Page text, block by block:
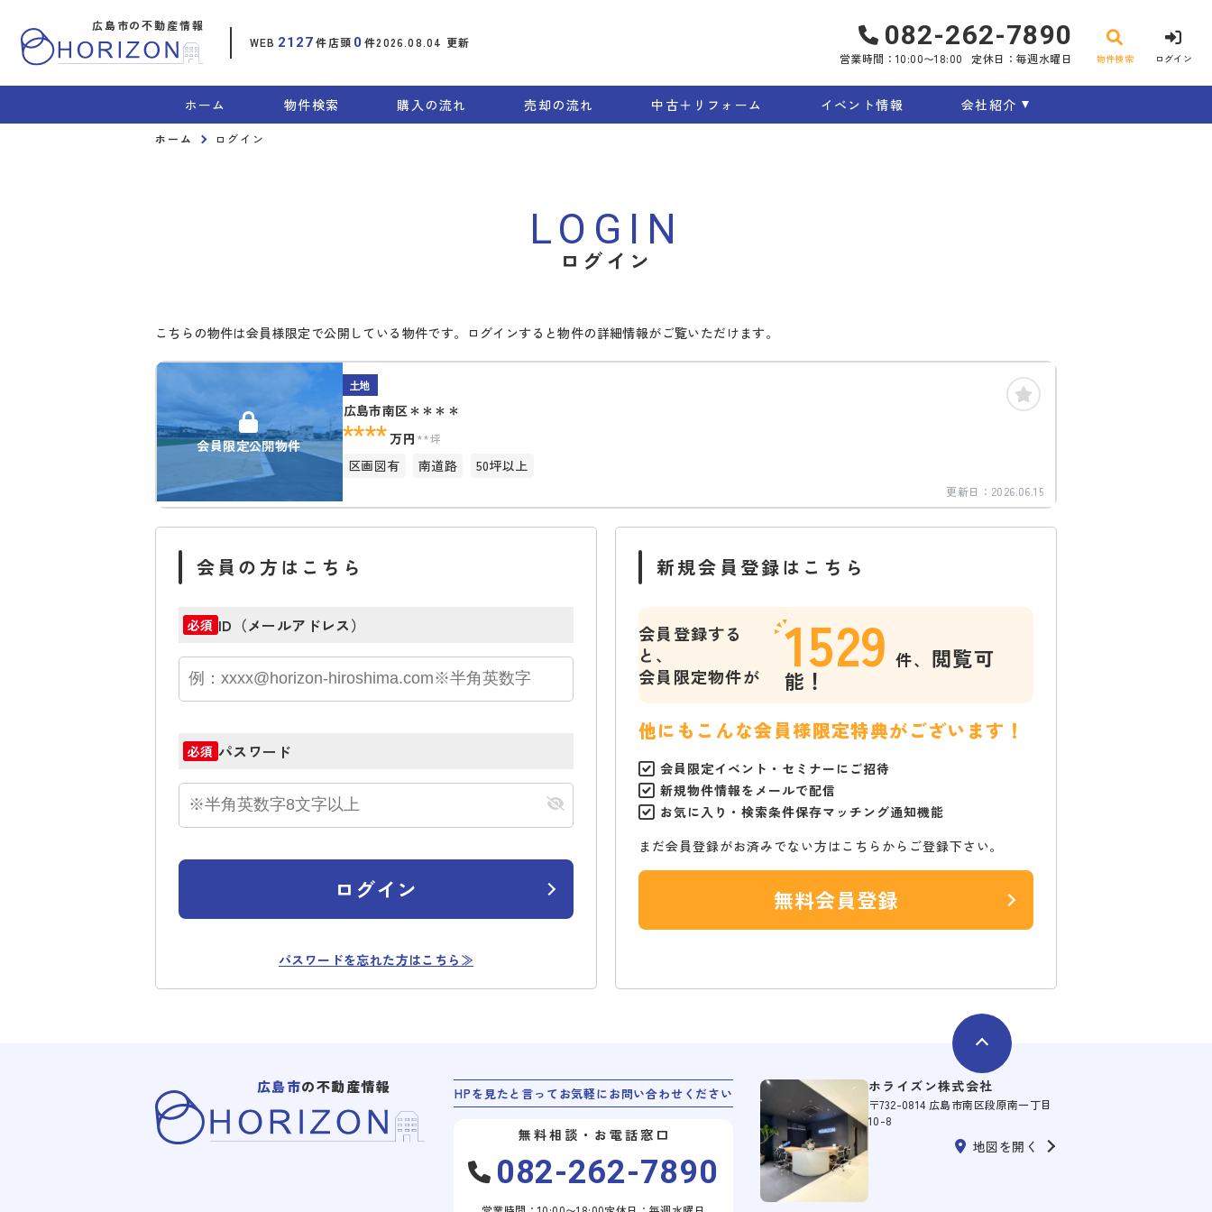
WEB 2127 件店頭 0 件2026.08.04 更新
広島市の不動産情報 082-262-7890
営業時間：10:00〜18:00 定休日：毎週水曜日 物件検索 ログイン
ホーム 物件検索 購入の流れ 売却の流れ 中古＋リフォーム イベント情報 会社紹介
ホーム ログイン
LOGIN
ログイン
こちらの物件は会員様限定で公開している物件です。ログインすると物件の詳細情報がご覧いただけます。
会員限定公開物件
土地
広島市南区＊＊＊＊
****万円 **坪
区画図有 南道路 50坪以上
更新日： 2026.06.15
会員の方はこちら
必須 ID（メールアドレス）
必須 パスワード
ログイン
パスワードを忘れた方はこちら≫
新規会員登録はこちら
会員登録する
と、
会員限定物件が
1529 件、 閲覧可
能！
他にもこんな会員様限定特典がございます！
会員限定イベント・セミナーにご招待
新規物件情報をメールで配信
お気に入り・検索条件保存マッチング通知機能
まだ会員登録がお済みでない方はこちらからご登録下さい。
無料会員登録
広島市の不動産情報 HPを見たと言ってお気軽にお問い合わせください
無料相談・お電話窓口
082-262-7890
ホライズン株式会社
〒732-0814 広島市南区段原南一丁目
10-8
地図を開く